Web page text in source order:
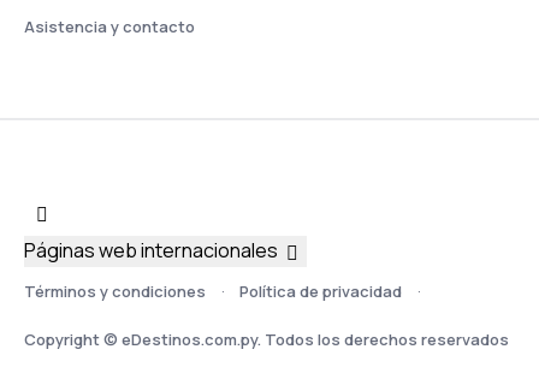
Asistencia y contacto
Términos y condiciones Política de privacidad
Copyright © eDestinos.com.py. Todos los derechos reservados
Páginas web internacionales